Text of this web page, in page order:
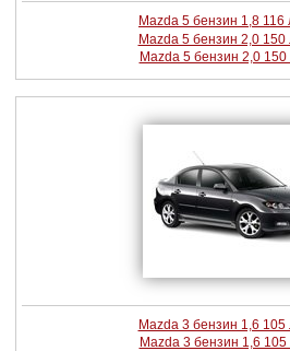
Mazda 5 бензин 1,8
Mazda 5 бензин 2,0
Mazda 5 бензин 2,0
Mazda 3 бензин 1,6
Mazda 3 бензин 1,6